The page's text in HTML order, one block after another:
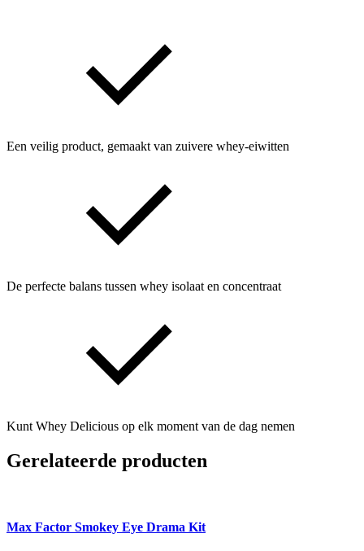
Een veilig product, gemaakt van zuivere whey-eiwitten
De perfecte balans tussen whey isolaat en concentraat
Kunt Whey Delicious op elk moment van de dag nemen
Gerelateerde producten
Max Factor Smokey Eye Drama Kit